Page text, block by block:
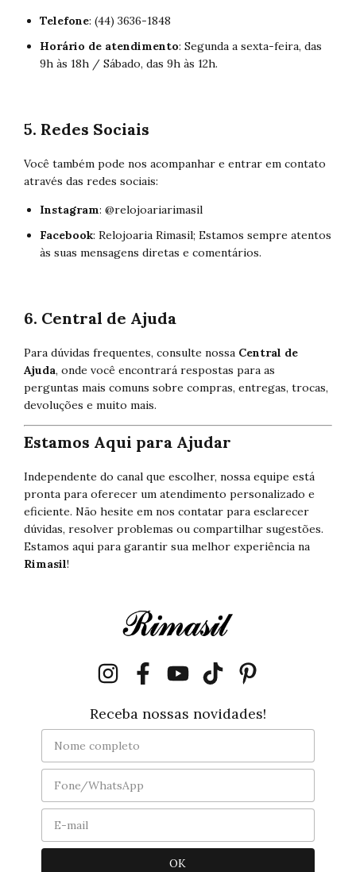
Telefone: (44) 3636-1848
Horário de atendimento: Segunda a sexta-feira, das
9h às 18h / Sábado, das 9h às 12h.
5. Redes Sociais
Você também pode nos acompanhar e entrar em contato
através das redes sociais:
Instagram: @relojoariarimasil
Facebook: Relojoaria Rimasil; Estamos sempre atentos
às suas mensagens diretas e comentários.
6. Central de Ajuda
Para dúvidas frequentes, consulte nossa Central de
Ajuda, onde você encontrará respostas para as
perguntas mais comuns sobre compras, entregas, trocas,
devoluções e muito mais.
Estamos Aqui para Ajudar
Independente do canal que escolher, nossa equipe está
pronta para oferecer um atendimento personalizado e
eficiente. Não hesite em nos contatar para esclarecer
dúvidas, resolver problemas ou compartilhar sugestões.
Estamos aqui para garantir sua melhor experiência na
Rimasil!
Receba nossas novidades!